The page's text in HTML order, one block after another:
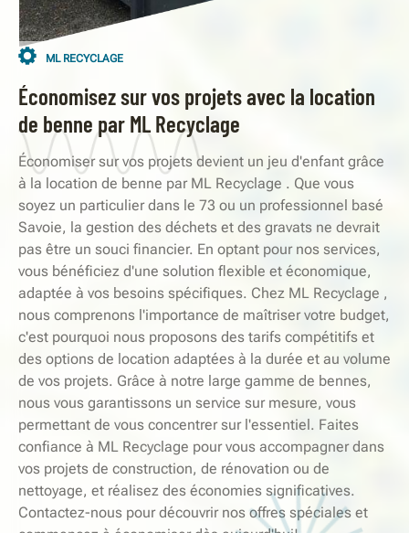
ML RECYCLAGE
Économisez sur vos projets avec la location
de benne par ML Recyclage
Économiser sur vos projets devient un jeu d'enfant grâce
à la location de benne par ML Recyclage . Que vous
soyez un particulier dans le 73 ou un professionnel basé
Savoie, la gestion des déchets et des gravats ne devrait
pas être un souci financier. En optant pour nos services,
vous bénéficiez d'une solution flexible et économique,
adaptée à vos besoins spécifiques. Chez ML Recyclage ,
nous comprenons l'importance de maîtriser votre budget,
c'est pourquoi nous proposons des tarifs compétitifs et
des options de location adaptées à la durée et au volume
de vos projets. Grâce à notre large gamme de bennes,
nous vous garantissons un service sur mesure, vous
permettant de vous concentrer sur l'essentiel. Faites
confiance à ML Recyclage pour vous accompagner dans
vos projets de construction, de rénovation ou de
nettoyage, et réalisez des économies significatives.
Contactez-nous pour découvrir nos offres spéciales et